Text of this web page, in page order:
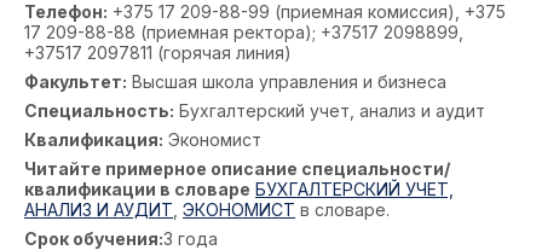
Телефон: +375 17 209-88-99 (приемная комиссия), +375
17 209-88-88 (приемная ректора); +37517 2098899,
+37517 2097811 (горячая линия)
Факультет: Высшая школа управления и бизнеса
Специальность: Бухгалтерский учет, анализ и аудит
Квалификация: Экономист
Читайте примерное описание специальности/
квалификации в словаре БУХГАЛТЕРСКИЙ УЧЕТ,
АНАЛИЗ И АУДИТ ЭКОНОМИСТ в словаре.
Срок обучения:3 года